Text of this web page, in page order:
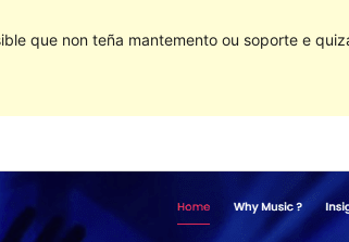
que non teña mantemento ou soporte e